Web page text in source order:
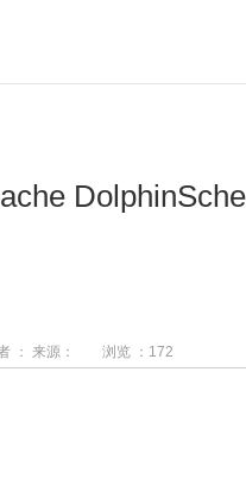
： 来源： 浏览 ： 172